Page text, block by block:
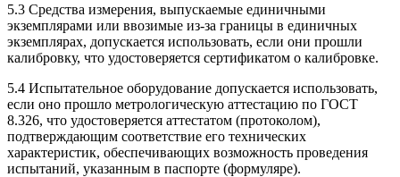
5.3 Средства измерения, выпускаемые единичными
экземплярами или ввозимые из-за границы в единичных
экземплярах, допускается использовать, если они прошли
калибровку, что удостоверяется сертификатом о калибровке.
5.4 Испытательное оборудование допускается использовать,
если оно прошло метрологическую аттестацию по ГОСТ
8.326, что удостоверяется аттестатом (протоколом),
подтверждающим соответствие его технических
характеристик, обеспечивающих возможность проведения
испытаний, указанным в паспорте (формуляре).